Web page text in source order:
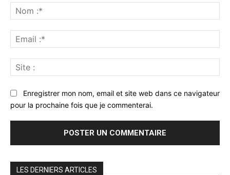
:*
:*
:
Enregistrer mon nom, email et site web dans ce navigateur
pour la prochaine fois que je commenterai.
LES DERNIERS ARTICLES